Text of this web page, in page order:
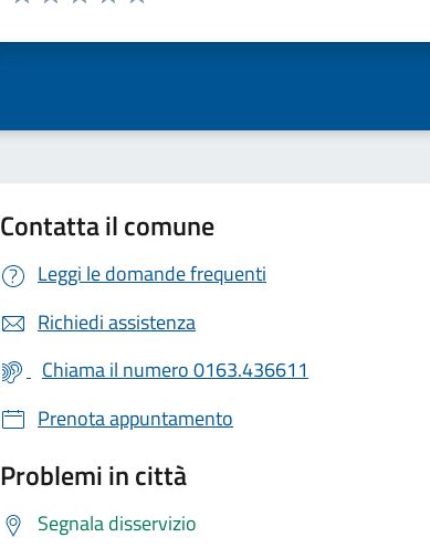
Contatta il comune
Leggi le domande frequenti
Richiedi assistenza
Chiama il numero 0163.436611
Prenota appuntamento
Problemi in città
Segnala disservizio